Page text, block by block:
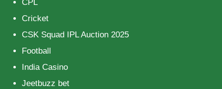
CPL
Cricket
CSK Squad IPL Auction 2025
Football
India Casino
Jeetbuzz bet